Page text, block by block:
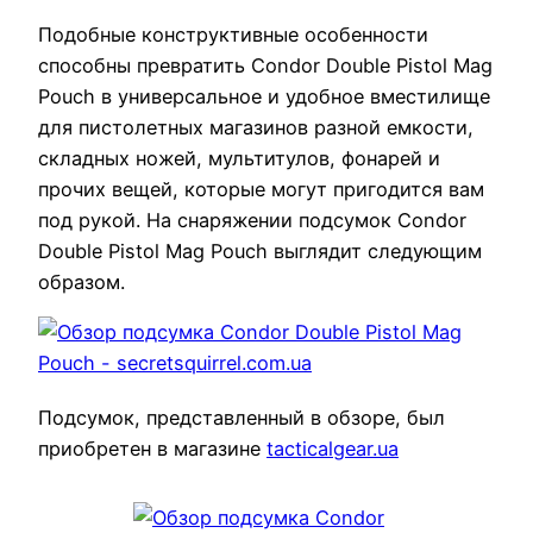
Подобные конструктивные особенности
способны превратить Condor Double Pistol Mag
Pouch в универсальное и удобное вместилище
для пистолетных магазинов разной емкости,
складных ножей, мультитулов, фонарей и
прочих вещей, которые могут пригодится вам
под рукой. На снаряжении подсумок Condor
Double Pistol Mag Pouch выглядит следующим
образом.
Подсумок, представленный в обзоре, был
приобретен в магазине tacticalgear.ua